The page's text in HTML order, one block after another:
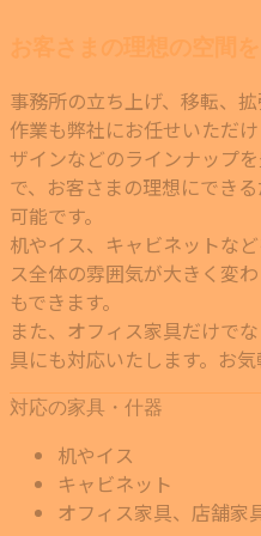
お客さまの理想の空間を
事務所の立ち上げ、移転、
作業も弊社にお任せいただ
ザインなどのラインナップ
で、お客さまの理想にでき
可能です。
机やイス、キャビネットな
ス全体の雰囲気が大きく変
もできます。
また、オフィス家具だけで
具にも対応いたします。お気
対応の家具・什器
机やイス
キャビネット
オフィス家具、店舗